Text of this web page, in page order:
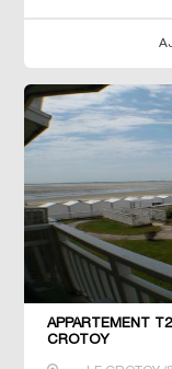
APPARTEMENT
CROTOY